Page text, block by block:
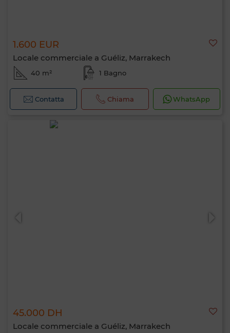
1.600 EUR
Locale commerciale a Guéliz, Marrakech
40 m² 1 Bagno
Contatta Chiama WhatsApp
45.000 DH
Locale commerciale a Guéliz, Marrakech